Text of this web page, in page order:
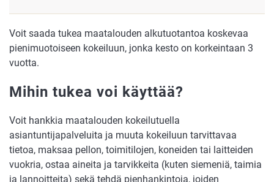
Voit saada tukea maatalouden alkutuotantoa koskevaa
pienimuotoiseen kokeiluun, jonka kesto on korkeintaan 3
vuotta.
Mihin tukea voi käyttää?
Voit hankkia maatalouden kokeilutuella
asiantuntijapalveluita ja muuta kokeiluun tarvittavaa
tietoa, maksaa pellon, toimitilojen, koneiden tai laitteiden
vuokria, ostaa aineita ja tarvikkeita (kuten siemeniä, taimia
ja lannoitteita) sekä tehdä pienhankintoja, joiden